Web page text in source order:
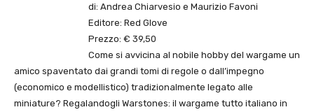
di: Andrea Chiarvesio e Maurizio Favoni
Editore: Red Glove
Prezzo: € 39,50
Come si avvicina al nobile hobby del wargame un
amico spaventato dai grandi tomi di regole o dall’impegno
(economico e modellistico) tradizionalmente legato alle
miniature? Regalandogli Warstones: il wargame tutto italiano in